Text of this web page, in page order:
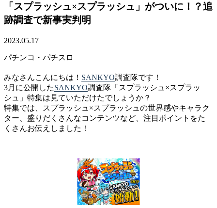
「スプラッシュ×スプラッシュ」がついに！？追
跡調査で新事実判明
2023.05.17
パチンコ・パチスロ
みなさんこんにちは！ SANKYO調査隊です！
3月に公開したSANKYO調査隊「スプラッシュ×スプラッ
シュ」特集は見ていただけたでしょうか？
特集では、スプラッシュ×スプラッシュの世界感やキャラク
ター、盛りだくさんなコンテンツなど、注目ポイントをた
くさんお伝えしました！